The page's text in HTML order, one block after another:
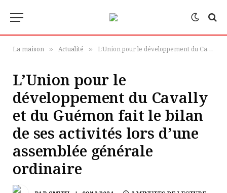
La maison » Actualité » L’Union pour le développement du Cavally et du Guémon fait le bilan de ses activités lors d’une assemblée générale ordinaire
L’Union pour le
développement du Cavally
et du Guémon fait le bilan
de ses activités lors d’une
assemblée générale
ordinaire